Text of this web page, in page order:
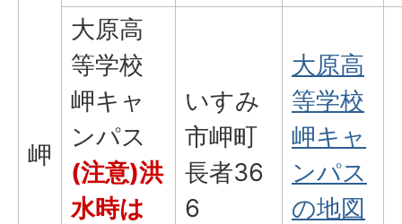
岬
大原高
等学校
岬キャ
ンパス
(注意)洪
水時は
いすみ
市岬町
長者36
6
大原高
等学校
岬キャ
ンパス
の地図